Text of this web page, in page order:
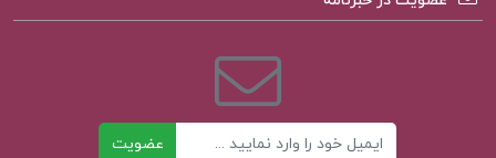
دانلود پی دی اف کتاب کتاب کوچک سیاست ادن وله
عضویت